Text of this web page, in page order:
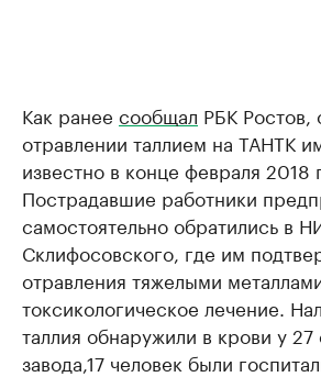
Как ранее сообщал РБК Ростов,
отравлении таллием на ТАНТК
известно в конце февраля 2018
Пострадавшие работники
самостоятельно обратились в
Склифосовского, где им
отравления тяжелыми
токсикологическое лечение.
таллия обнаружили в крови у 27
завода,17 человек были